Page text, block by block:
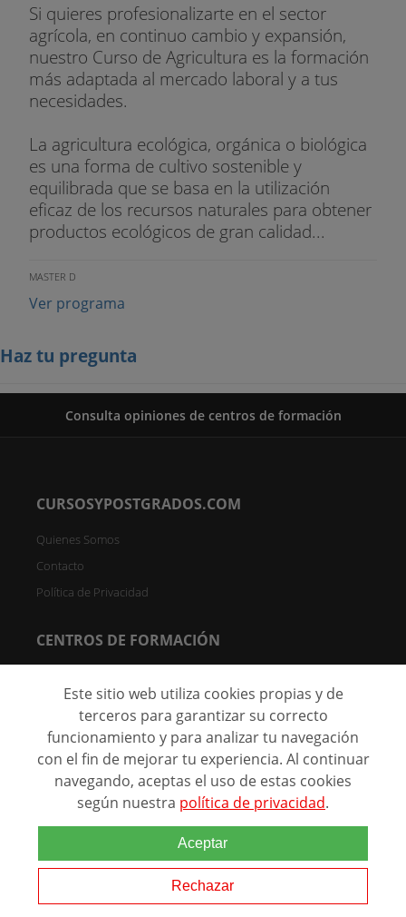
Si quieres profesionalizarte en el sector
agrícola, en continuo cambio y expansión,
nuestro Curso de Agricultura es la formación
más adaptada al mercado laboral y a tus
necesidades.
La agricultura ecológica, orgánica o biológica
es una forma de cultivo sostenible y
equilibrada que se basa en la utilización
eficaz de los recursos naturales para obtener
productos ecológicos de gran calidad...
MASTER D
Ver programa
Haz tu pregunta
Consulta opiniones de centros de formación
CURSOSYPOSTGRADOS.COM
Quienes Somos
Contacto
Política de Privacidad
CENTROS DE FORMACIÓN
Registrar Centro (FREE)
C/ Faraday, 7 - Oficina 004D Parque Científico de Madrid -
28049 Madrid, España
Grupo Eurohispana. Todos los
derechos reservados.
Este sitio web utiliza cookies propias y de
terceros para garantizar su correcto
funcionamiento y para analizar tu navegación
con el fin de mejorar tu experiencia. Al continuar
navegando, aceptas el uso de estas cookies
según nuestra política de privacidad.
Aceptar
Rechazar